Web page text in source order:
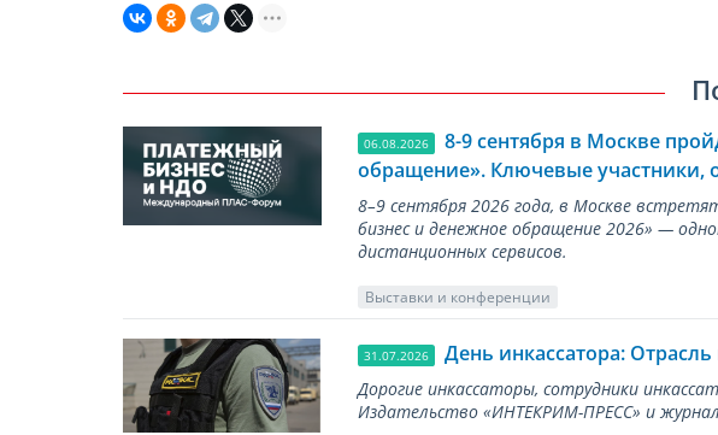
06.08.2026
8-9 сентября в Москве
обращение». Ключевые участники,
8–9 сентября 2026 года, в Москве
бизнес и денежное обращение 2026» —
дистанционных сервисов.
Выставки и конференции
31.07.2026 День инкассатора:
Дорогие инкассаторы, сотрудники
Издательство «ИНТЕКРИМ-ПРЕСС» и